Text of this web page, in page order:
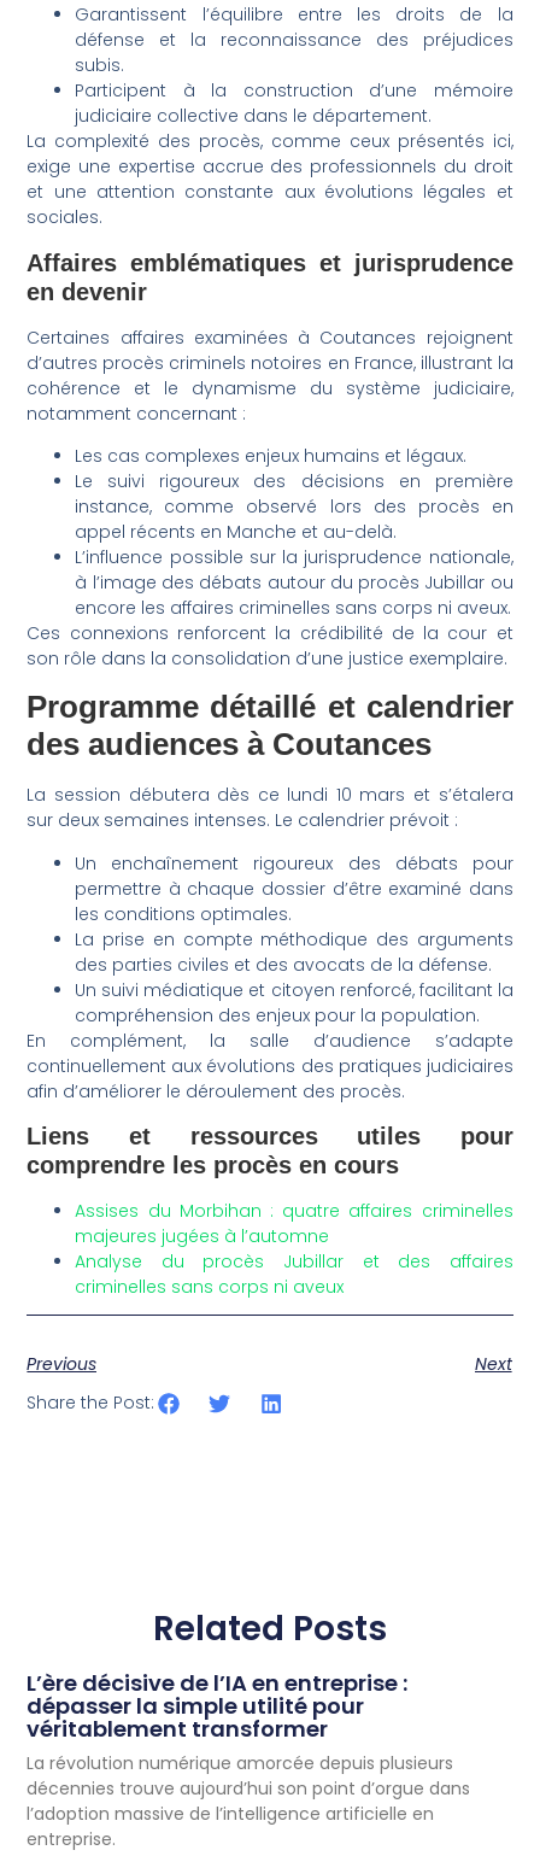
Garantissent l’équilibre entre les droits de la
défense et la reconnaissance des préjudices
subis.
Participent à la construction d’une mémoire
judiciaire collective dans le département.
La complexité des procès, comme ceux présentés ici,
exige une expertise accrue des professionnels du droit
et une attention constante aux évolutions légales et
sociales.
Affaires emblématiques et jurisprudence
en devenir
Certaines affaires examinées à Coutances rejoignent
d’autres procès criminels notoires en France, illustrant la
cohérence et le dynamisme du système judiciaire,
notamment concernant :
Les cas complexes enjeux humains et légaux.
Le suivi rigoureux des décisions en première
instance, comme observé lors des procès en
appel récents en Manche et au-delà.
L’influence possible sur la jurisprudence nationale,
à l’image des débats autour du procès Jubillar ou
encore les affaires criminelles sans corps ni aveux.
Ces connexions renforcent la crédibilité de la cour et
son rôle dans la consolidation d’une justice exemplaire.
Programme détaillé et calendrier
des audiences à Coutances
La session débutera dès ce lundi 10 mars et s’étalera
sur deux semaines intenses. Le calendrier prévoit :
Un enchaînement rigoureux des débats pour
permettre à chaque dossier d’être examiné dans
les conditions optimales.
La prise en compte méthodique des arguments
des parties civiles et des avocats de la défense.
Un suivi médiatique et citoyen renforcé, facilitant la
compréhension des enjeux pour la population.
En complément, la salle d’audience s’adapte
continuellement aux évolutions des pratiques judiciaires
afin d’améliorer le déroulement des procès.
Liens et ressources utiles pour
comprendre les procès en cours
Assises du Morbihan : quatre affaires criminelles
majeures jugées à l’automne
Analyse du procès Jubillar et des affaires
criminelles sans corps ni aveux
Previous
Next
Share the Post:
Related Posts
L’ère décisive de l’IA en entreprise :
dépasser la simple utilité pour
véritablement transformer
La révolution numérique amorcée depuis plusieurs
décennies trouve aujourd’hui son point d’orgue dans
l’adoption massive de l’intelligence artificielle en
entreprise.